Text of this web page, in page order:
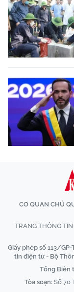
CƠ QUAN CHỦ
TRANG THÔNG
Giấy phép số 113/
tin điện tử - Bộ
Tổng Biên
Tòa soạn: Số 70